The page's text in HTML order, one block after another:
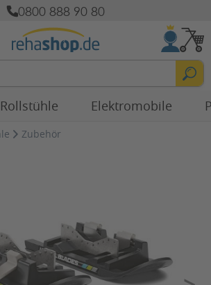
0800 888 90 80
Rollstühle Elektromobile
Zubehör